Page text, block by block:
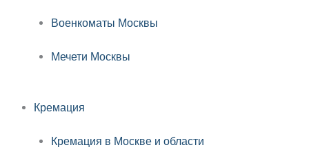
Военкоматы Москвы
Мечети Москвы
Кремация
Кремация в Москве и области